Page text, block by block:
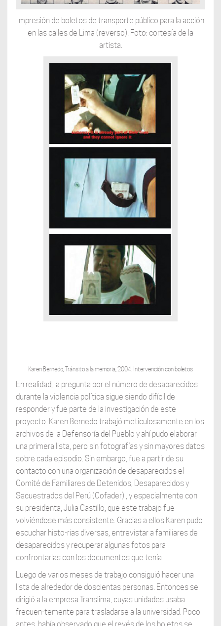
Impresión de boletos de transporte público para la acción
en las calles de Lima (reverso). Foto: cortesía de la
artista.
Karen Bernedo, Tránsito a la memoria, 2004. Intervención con boletos
En realidad, la pregunta por el número de desaparecidos
durante la violencia política sigue siendo difícil de
responder y fue parte de la investigación de este
proyecto. Karen Bernedo trabajó meticulosamente en los
archivos de la Defensoría del Pueblo y ahí pudo elaborar
una primera lista, pero sin fotografías y sin mayores datos
sobre cada episodio. Sin embargo, fue a partir de su
contacto con una organización de desaparecidos el
Comité de Familiares de Detenidos, Desaparecidos y
Secuestrados del Perú (Cofader) , y especialmente con
su presidenta, Julia Castillo, que este trabajo fue
volviéndose más consistente. Gracias a ellos Karen pudo
escuchar histo-rias diversas, entrevistar a familiares de
desaparecidos y recuperar algunas fotos para
confrontarlas con los documentos que tenía.
Luego de varios meses de trabajo consiguió hacer una
lista de alrededor de doscientas personas. Entonces se
dirigió a la empresa Translima, cuyas unidades usaba
frecuen-temente para trasladarse a la universidad. Poco